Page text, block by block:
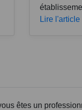
Lire l'article
êtes un